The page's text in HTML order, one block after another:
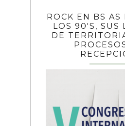
ROCK EN BS AS
LOS 90'S, SUS
DE